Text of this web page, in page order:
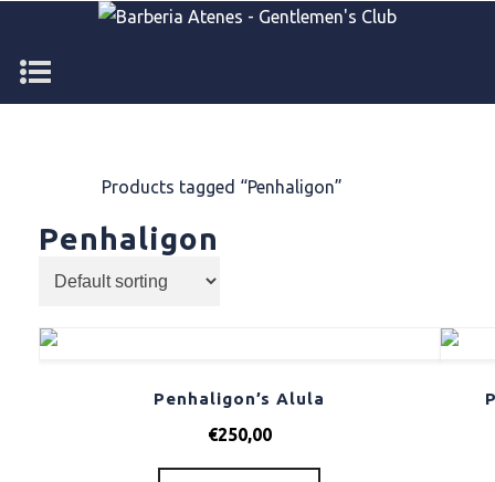
Products tagged “Penhaligon”
Penhaligon
Penhaligon’s Alula
€250,00